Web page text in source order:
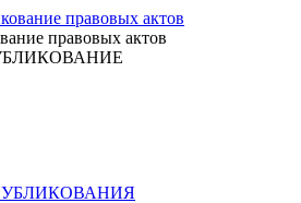
правовых актов